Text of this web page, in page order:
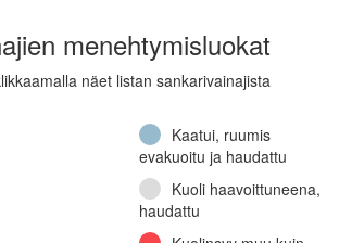
Linnake 26
(Jatkosota)
13, 2.
konekiväärikomppania
(Jatkosota)
Jalkaväkirykmentti
58, 1.
menehtymisluokat
näet listan sankarivainajista
Kaatui, ruumis
evakuoitu ja haudattu
Kuoli haavoittuneena,
haudattu